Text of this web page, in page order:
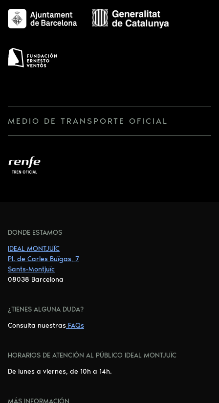
MEDIO DE TRANSPORTE OFICIAL
DONDE ESTAMOS
IDEAL MONTJUÏC
Pl. de Carles Buïgas, 7
Sants-Montjuïc
08038 Barcelona
¿TIENES ALGUNA DUDA?
Consulta nuestras FAQs
HORARIOS DE ATENCIÓN AL PÚBLICO IDEAL MONTJUÏC
De lunes a viernes, de 10h a 14h.
MÁS INFORMACIÓN